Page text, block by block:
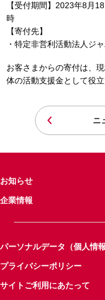
【受付期間】2023年8月
時
【寄付先】
・特定非営利活動法人ジ
お客さまからの寄付は、
体の活動支援金として役立
ニ
お知らせ
企業情報
パーソナルデータ（個人情
プライバシーポリシー
サイトご利用にあたって